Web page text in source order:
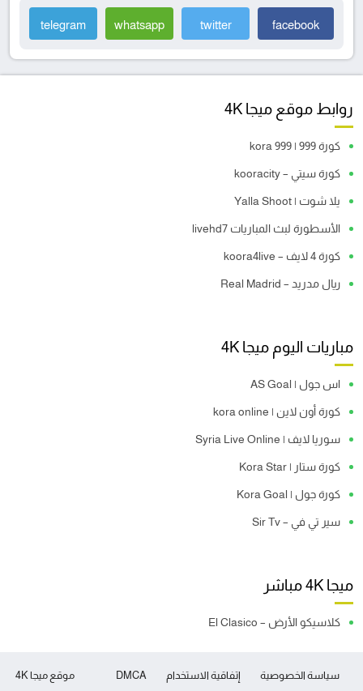
facebook
twitter
whatsapp
telegram
روابط موقع ميجا 4K
كورة 999 | kora 999
كورة سيتي – kooracity
يلا شوت | Yalla Shoot
الأسطورة لبث المباريات livehd7
كورة 4 لايف – koora4live
ريال مدريد – Real Madrid
مباريات اليوم ميجا 4K
اس جول | AS Goal
كورة أون لاين | kora online
سوريا لايف | Syria Live Online
كورة ستار | Kora Star
كورة جول | Kora Goal
سير تي في – Sir Tv
ميجا 4K مباشر
كلاسيكو الأرض – El Clasico
موقع ميجا 4K سياسة الخصوصية إتفاقية الاستخدام DMCA